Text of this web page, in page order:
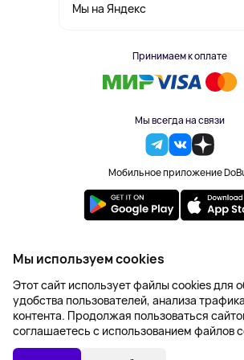
В КОРЗИНУ
Мы на Яндекс
Принимаем к оплате
Мы всегда на связи
Мобильное приложение
2023-2026 © DoBuy. Все права
Правила обработки персональных
Пользовательское
Оферта
Создание сайта – NetLab
Мы используем cookies
Этот сайт использует файлы cookies для
удобства пользователей, анализа
контента. Продолжая пользоваться
соглашаетесь с использованием файлов